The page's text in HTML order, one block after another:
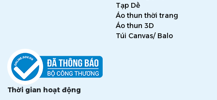
Tạp Dề
Áo thun thời trang
Áo thun 3D
Túi Canvas/ Balo
Thời gian hoạt động